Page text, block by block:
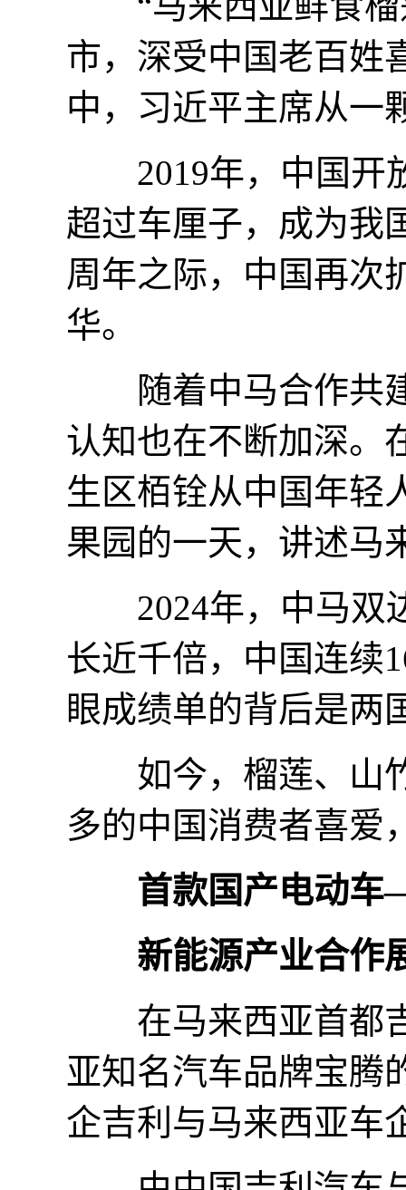
市，深受中国老百姓
中，习近平主席从一
2019年，中国开放
超过车厘子，成为我
周年之际，中国再次
华。
随着中马合作共建
认知也在不断加深。
生区栢铨从中国年轻
果园的一天，讲述马
2024年，中马双边
长近千倍，中国连续
眼成绩单的背后是两
如今，榴莲、山竹
多的中国消费者喜爱
首款国产电动
新能源产业合作
在马来西亚首都吉
亚知名汽车品牌宝腾
企吉利与马来西亚车